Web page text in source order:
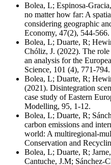
Bolea, L; Espinosa-
no matter how far: A
considering geographic
Economy, 47(2), 544-566.
Bolea, L; Duarte, R;
Chóliz, J. (2022). The
an analysis for the
Science, 101 (4), 771-794.
Bolea, L; Duarte, R;
(2021). Disintegration
case study of Eastern
Modelling, 95, 1-12.
Bolea, L; Duarte, R;
carbon emissions and
world: A multiregional-
Conservation and
Bolea, L; Duarte, R;
Cantuche, J.M; Sánchez-